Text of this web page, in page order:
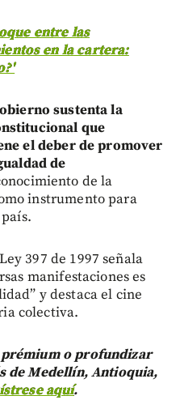
entre las
en la cartera:
sustenta la
que
el deber de promover
de
de la
instrumento para
397 de 1997 señala
manifestaciones es
y destaca el cine
colectiva.
o profundizar
de Medellín, Antioquia,
aquí.